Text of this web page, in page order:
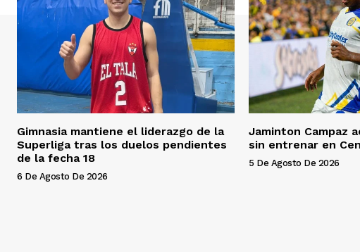
Gimnasia mantiene el liderazgo de la
Superliga tras los duelos pendientes
de la fecha 18
6 De Agosto De 2026
Jaminton Campaz
sin entrenar en
5 De Agosto De 2026